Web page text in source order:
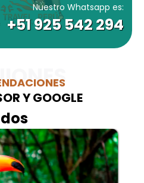
Nuestro Whatsapp es:
+51 925 542 294
Y GOOGLE